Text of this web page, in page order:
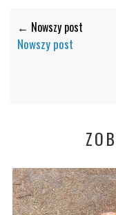
← Nowszy post
Nowszy post